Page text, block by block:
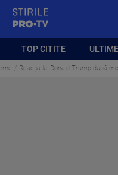
TOP CITITE
Reacția lui Donald Trump după